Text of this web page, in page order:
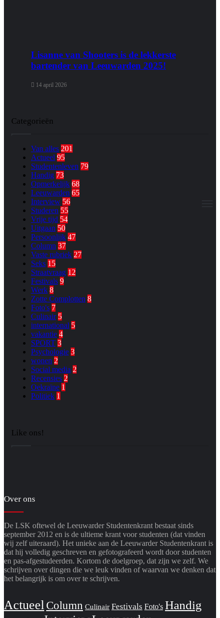
Lisanne van Shooters is de lekkerste
bartender van Leeuwarden 2025!
14 april 2026
Categorieën
Van alles 201
Actueel 95
Studentenleven 79
Handig 73
Opmerkelijk 68
Leeuwarden 65
Interview 56
Studeren 55
Vrije tijd 54
Uitgaan 50
Persoonlijk 47
Column 37
Vaste rubriek 27
Seks 15
Straatvraag 12
Festivals 9
Werk 8
Zotte Complotten 8
Foto's 7
Culinair 5
international 5
vakantie 4
SPORT 3
Psychologie 3
wonen 2
Social media 2
Recensies 2
Oekraïne 1
Politiek 1
Like ons!
Over ons
De LSK oftewel de Leeuwarder Studentenkrant bestaat sinds
september 2012 en is de ultieme krant voor studenten (dat vinden
wij zelf uiteraard). Het unieke aan de Leeuwarder Studentenkrant is
dat hij volledig geschreven en gefotografeerd wordt door studenten
en pas-afgestudeerden. Kortom de doelgroep, dat zijn we zelf. We
schrijven over dingen die we leuk vinden of waarvan we denken dat
het belangrijk is om over te schrijven.
Actueel Column Culinair Festivals Foto's Handig